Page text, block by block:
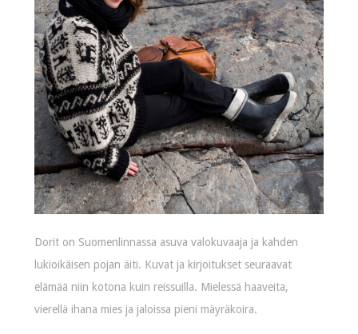
Dorit on Suomenlinnassa asuva valokuvaaja ja kahden
lukioikäisen pojan äiti. Kuvat ja kirjoitukset seuraavat
elämää niin kotona kuin reissuilla. Mielessä haaveita,
vierellä ihana mies ja jaloissa pieni mäyräkoira.